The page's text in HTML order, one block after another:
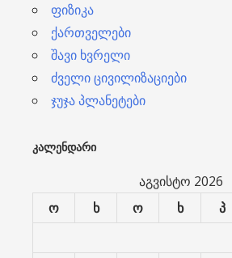
ფიზიკა
ქართველები
შავი ხვრელი
ძველი ცივილიზაციები
ჯუჯა პლანეტები
ᲙᲐᲚᲔᲜᲓᲐᲠᲘ
აგვისტო 2026
ო
ხ ო ხ პ